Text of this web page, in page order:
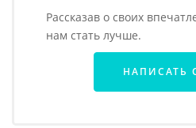
Рассказав о своих
нам стать лучше.
НАПИСАТЬ